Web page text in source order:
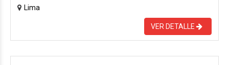
Lima
VER DETALLE